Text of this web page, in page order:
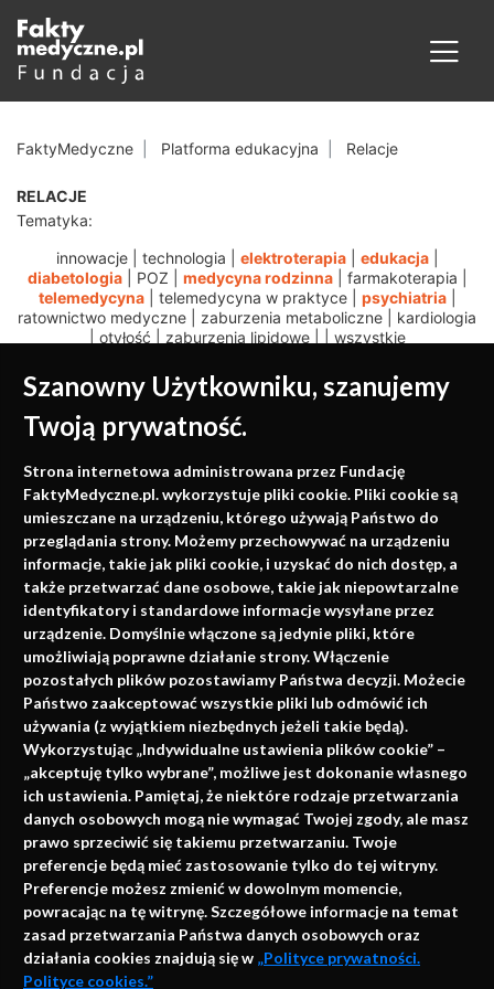
Szanowny Użytkowniku, szanujemy
Twoją prywatność.
Strona internetowa administrowana przez Fundację
FaktyMedyczne.pl. wykorzystuje pliki cookie. Pliki cookie są
umieszczane na urządzeniu, którego używają Państwo do
przeglądania strony. Możemy przechowywać na urządzeniu
informacje, takie jak pliki cookie, i uzyskać do nich dostęp, a
także przetwarzać dane osobowe, takie jak niepowtarzalne
identyfikatory i standardowe informacje wysyłane przez
urządzenie. Domyślnie włączone są jedynie pliki, które
umożliwiają poprawne działanie strony. Włączenie
pozostałych plików pozostawiamy Państwa decyzji. Możecie
Państwo zaakceptować wszystkie pliki lub odmówić ich
używania (z wyjątkiem niezbędnych jeżeli takie będą).
Wykorzystując „Indywidualne ustawienia plików cookie” –
„akceptuję tylko wybrane”, możliwe jest dokonanie własnego
ich ustawienia. Pamiętaj, że niektóre rodzaje przetwarzania
danych osobowych mogą nie wymagać Twojej zgody, ale masz
prawo sprzeciwić się takiemu przetwarzaniu. Twoje
preferencje będą mieć zastosowanie tylko do tej witryny.
Preferencje możesz zmienić w dowolnym momencie,
powracając na tę witrynę. Szczegółowe informacje na temat
zasad przetwarzania Państwa danych osobowych oraz
działania cookies znajdują się w „Polityce prywatności.
Polityce cookies.”
FaktyMedyczne Platforma edukacyjna Relacje
RELACJE
Tematyka:
innowacje| technologia elektroterapia| edukacja|
diabetologia| POZ medycyna rodzinna| farmakoterapia
telemedycyna| telemedycyna w praktyce| psychiatria|
ratownictwo medyczne
zaburzenia metaboliczne
kardiologia
otyłość zaburzenia lipidowe| wszystkie
Medycyna oparta na
faktach
Konferencje, szkolenia, e-learning, wydawnictwo
Napisz do nas
info@faktymedyczne.pl
ul. Towarowa 2
43-460 Wisła
Redakcja medyczna:
ul. Wolności 338b